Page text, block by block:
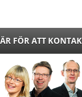
FÖR ATT